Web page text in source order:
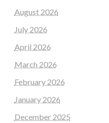
August 2026
July 2026
April 2026
March 2026
February 2026
January 2026
December 2025